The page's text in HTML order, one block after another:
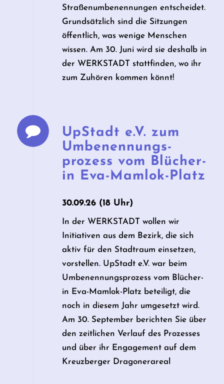
Straßenumbenennungen entscheidet.
Grundsätzlich sind die Sitzungen
öffentlich, was wenige Menschen
wissen. Am 30. Juni wird sie deshalb in
der WERKSTADT stattfinden, wo ihr
zum Zuhören kommen könnt!
UpStadt e.V. zum
Umbenennungs­
prozess vom Blücher-
in Eva-Mamlok-Platz
30.09.26 (18 Uhr)
In der WERKSTADT wollen wir
Initiativen aus dem Bezirk, die sich
aktiv für den Stadtraum einsetzen,
vorstellen. UpStadt e.V. war beim
Umbenennungsprozess vom Blücher-
in Eva-Mamlok-Platz beteiligt, die
noch in diesem Jahr umgesetzt wird.
Am 30. September berichten Sie über
den zeitlichen Verlauf des Prozesses
und über ihr Engagement auf dem
Kreuzberger Dragonerareal